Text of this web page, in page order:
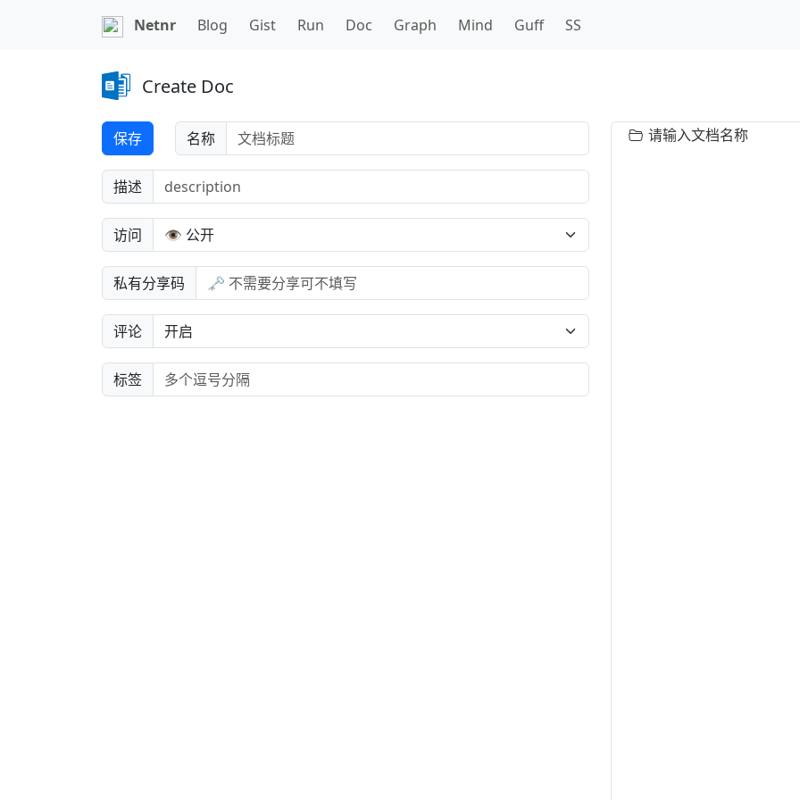
Netnr Blog Gist Run Doc Graph Mind Guff SS
Create Doc
保存 名称
描述
访问
私有分享码
评论
标签
请输入文档名称